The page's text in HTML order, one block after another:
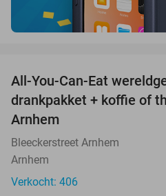
All-You-Can-Eat
drankpakket + koffie of
Arnhem
Bleeckerstreet Arnhem
Arnhem
Verkocht: 406